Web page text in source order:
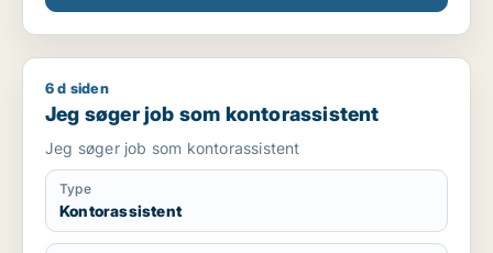
Jeg søger job som kontorassistent
6 d siden
Jeg søger job som kontorassistent
Jeg søger job som kontorassistent
Type
Kontorassistent